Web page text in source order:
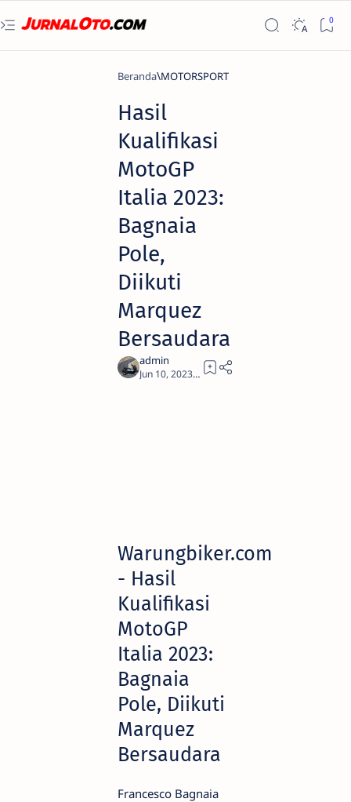
Beranda MOTORSPORT
Hasil
Kualifikasi
MotoGP
Italia 2023:
Bagnaia
Pole,
Diikuti
Marquez
Bersaudara
1
Warungbiker.com
- Hasil
Kualifikasi
MotoGP
Italia 2023:
Bagnaia
Pole, Diikuti
Marquez
Bersaudara
Francesco Bagnaia